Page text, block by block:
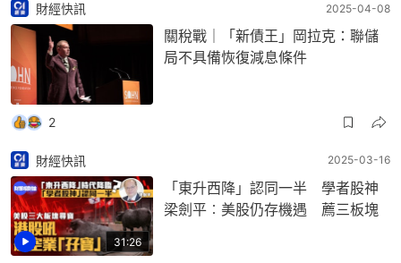
財經快訊 2025-04-08
關稅戰｜「新債王」岡拉克：聯儲
局不具備恢復減息條件
2
31:26
財經快訊 2025-03-16
「東升西降」認同一半 學者股神
梁劍平︰美股仍存機遇 薦三板塊